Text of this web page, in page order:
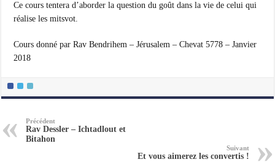
Ce cours tentera d’aborder la question du goût dans la vie de celui qui
réalise les mitsvot.
Cours donné par Rav Bendrihem – Jérusalem – Chevat 5778 – Janvier
2018
Précédent
Rav Dessler – Ichtadlout et
Bitahon
Suivant
Et vous aimerez les convertis !